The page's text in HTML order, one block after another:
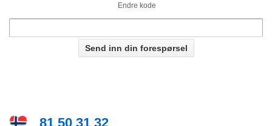
Endre kode
81 50 31 32